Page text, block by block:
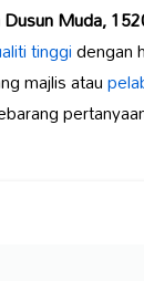
Muda,
tinggidengan
majlis atau